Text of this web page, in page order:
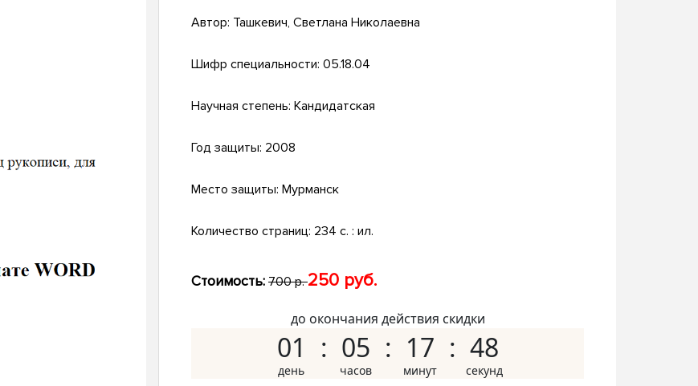
Автор: Ташкевич, Светлана Николаевна
Шифр специальности: 05.18.04
Научная степень: Кандидатская
Год защиты: 2008
Место защиты: Мурманск
Количество страниц: 234 с. : ил.
Стоимость: 700 р.250 руб.
до окончания действия скидки
01 05 17 47